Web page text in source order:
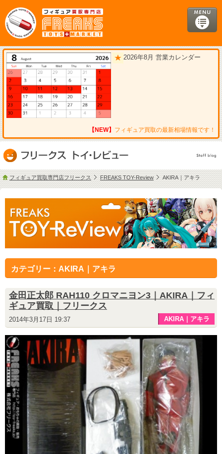
2026年8月 営業カレンダー
【NEW】 フィギュア買取の最新相場情報です！
フィギュア買取専門店フリークス FREAKS TOY-Review AKIRA｜アキラ
カテゴリー：AKIRA｜アキラ
金田正太郎 RAH110 クロマニヨン3｜AKIRA｜フィ
ギュア買取｜フリークス
2014年3月17日 19:37 AKIRA｜アキラ